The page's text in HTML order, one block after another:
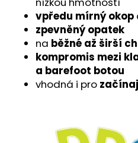
vpředu mírný okop
zpevněný opatek
na běžné až širší
kompromis mezi
a barefoot botou
vhodná i pro